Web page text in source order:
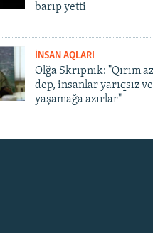
barıp yetti
İNSAN AQLARI
Olğa Skrıpnık: "Qırım
dep, insanlar yarıqsız
yaşamağa azırlar"